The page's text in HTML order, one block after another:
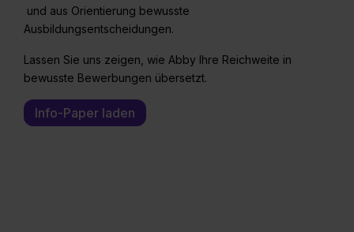
und aus Orientierung bewusste
Ausbildungsentscheidungen.
Lassen Sie uns zeigen, wie Abby Ihre Reichweite in
bewusste Bewerbungen übersetzt.
Info-Paper laden